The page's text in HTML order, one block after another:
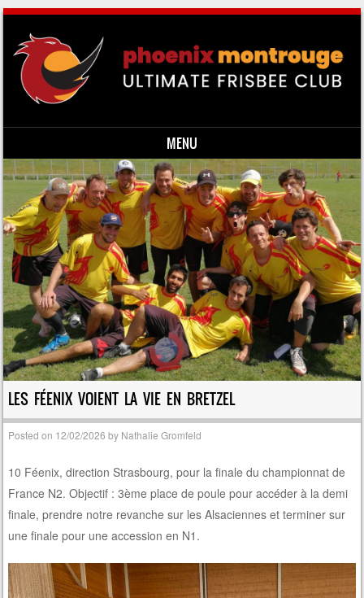
MENU
Skip to content
LES FÉENIX VOIENT LA VIE EN BRETZEL
Posted on 12/02/2026 by Nathalie Gromfeld
10 Féenix, direction Strasbourg, pour la finale du championnat de
France N2. Objectif : 3ème place de poule pour accéder à la demi
finale, prendre notre revanche sur les Alsaciennes et terminer sur
une finale pour une accession en N1.